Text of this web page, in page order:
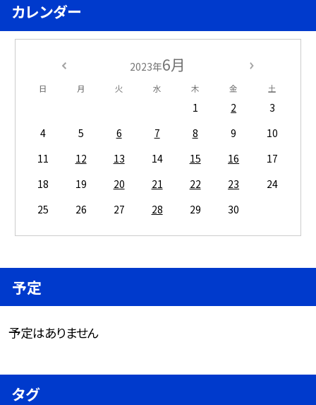
カレンダー
2023年6月
日 月 火 水 木 金 土
1 2
3
4
5 6 7 8 9
10
11
12 13 14 15 16
17
18
19 20 21 22 23
24
25
26 27 28 29 30
予定
予定はありません
タグ